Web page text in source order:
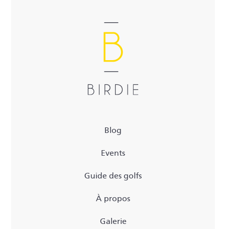
Blog
Events
Guide des golfs
À propos
Galerie